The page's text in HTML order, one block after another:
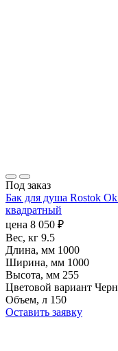
Под заказ
Бак для душа Rostok
квадратный
цена 8 050 ₽
Вес, кг 9.5
Длина, мм 1000
Ширина, мм 1000
Высота, мм 255
Цветовой вариант
Объем, л 150
Оставить заявку